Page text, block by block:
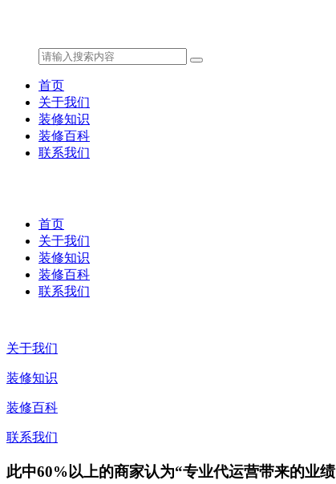
首页
关于我们
装修知识
装修百科
联系我们
首页
关于我们
装修知识
装修百科
联系我们
关于我们
装修知识
装修百科
联系我们
此中60%以上的商家认为“专业代运营带来的业绩